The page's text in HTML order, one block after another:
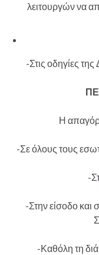
λειτουργών να
-Στις οδηγίες
Η
-Σε όλους τους
-
-Στην είσοδο και
-Καθόλη τη